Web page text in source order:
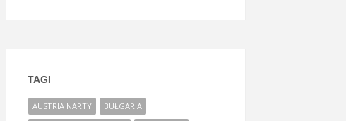
TAGI
AUSTRIA NARTY
BUŁGARIA